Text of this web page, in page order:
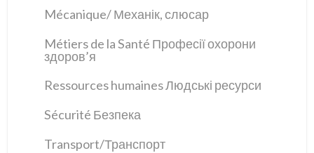
Mécanique/ Механік, слюсар
Métiers de la Santé Професії охорони
здоров’я
Ressources humaines Людські ресурси
Sécurité Безпека
Transport/Транспорт